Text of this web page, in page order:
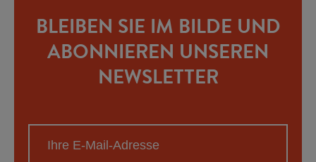
BLEIBEN SIE IM BILDE UND
ABONNIEREN UNSEREN
NEWSLETTER